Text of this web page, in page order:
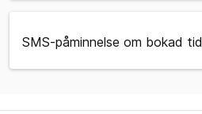
SMS-påminnelse om bokad tid